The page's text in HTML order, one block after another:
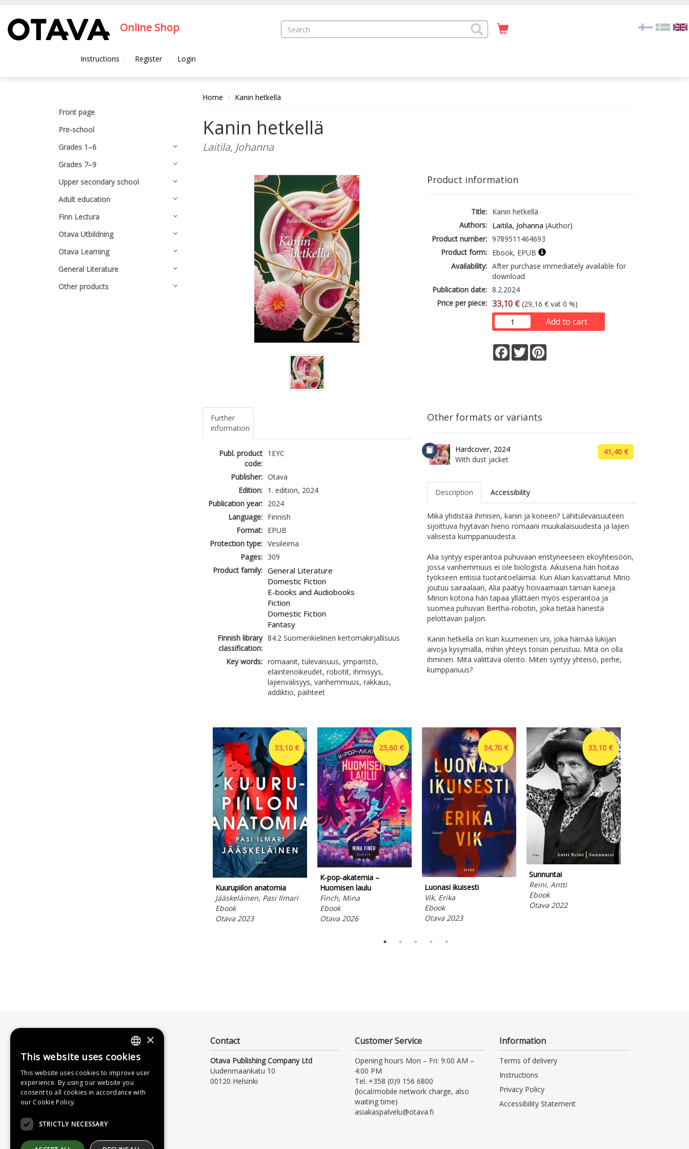
Online Shop
Instructions Register Login
Front page
Pre-school
Grades 1–6
Grades 7–9
Upper secondary school
Adult education
Finn Lectura
Otava Utbildning
Otava Learning
General Literature
Other products
Home Kanin hetkellä
Kanin hetkellä
Laitila, Johanna
Product information
Title: Kanin hetkellä
Authors: Laitila, Johanna (Author)
Product number: 9789511464693
Product form: Ebook, EPUB
Availability: After purchase immediately available for
download
Publication date: 8.2.2024
Price per piece: 33,10 € (29,16 € vat 0 %)
Add to cart
Facebook
Twitter
Further
information
Publ. product
code:
1EYC
Publisher: Otava
Edition:
1. edition, 2024
Publication year:
2024
Language:
Finnish
Format:
EPUB
Protection type: Vesileima
Pages:
309
Product family: General Literature
Domestic Fiction
E-books and Audiobooks
Fiction
Domestic Fiction
Fantasy
Finnish library
classification:
84.2 Suomenkielinen kertomakirjallisuus
Key words: romaanit, tulevaisuus, ympäristö,
eläintenoikeudet, robotit, ihmisyys,
lajienvälisyys, vanhemmuus, rakkaus,
addiktio, päihteet
Other formats or variants
Hardcover, 2024
With dust jacket
41,40 €
Description Accessibility
Mikä yhdistää ihmisen, kanin ja koneen? Lähitulevaisuuteen
sijoittuva hyytävän hieno romaani muukalaisuudesta ja lajien
välisestä kumppanuudesta.
Alia syntyy esperantoa puhuvaan eristyneeseen ekoyhteisöön,
jossa vanhemmuus ei ole biologista. Aikuisena hän hoitaa
työkseen entisiä tuotantoeläimiä. Kun Alian kasvattanut Mirio
joutuu sairaalaan, Alia päätyy hoivaamaan tämän kaneja.
Mirion kotona hän tapaa yllättäen myös esperantoa ja
suomea puhuvan Bertha-robotin, joka tietää hänestä
pelottavan paljon.
Kanin hetkellä on kuin kuumeinen uni, joka härnää lukijan
aivoja kysymällä, mihin yhteys toisiin perustuu. Mitä on olla
ihminen. Mitä välittävä olento. Miten syntyy yhteisö, perhe,
kumppanuus?
33,10 €
Kuurupiilon anatomia
Jääskeläinen, Pasi Ilmari
Ebook
Otava 2023
23,60 €
K-pop-akatemia –
Huomisen laulu
Finch, Mina
Ebook
Otava 2026
34,70 €
Luonasi ikuisesti
Vik, Erika
Ebook
Otava 2023
33,10 €
Sunnuntai
Reini, Antti
Ebook
Otava 2022
Contact
Otava Publishing Company Ltd
Uudenmaankatu 10
00120 Helsinki
Customer Service
Opening hours Mon – Fri: 9:00 AM –
4:00 PM
Tel. +358 (0)9 156 6800
(local/mobile network charge, also
waiting time)
asiakaspalvelu@otava.fi
Information
Terms of delivery
Instructions
Privacy Policy
Accessibility Statement
FINNISH
SWEDISH
ENGLISH
×
This website uses cookies
This website uses cookies to improve user
experience. By using our website you
consent to all cookies in accordance with
our Cookie Policy.
STRICTLY NECESSARY